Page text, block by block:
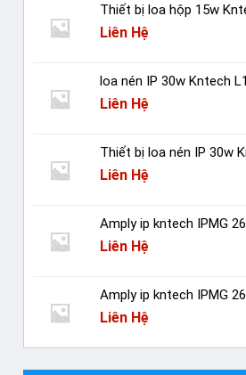
Thiết bị loa hộp 15w
Liên Hệ
loa nén IP 30w Kntech L1
Liên Hệ
Thiết bị loa nén IP 30w
Liên Hệ
Amply ip kntech IPMG
Liên Hệ
Amply ip kntech IPMG
Liên Hệ